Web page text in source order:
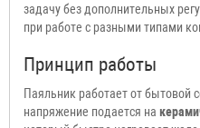
задачу без дополнительных
при работе с разными типами
Принцип работы
Паяльник работает от бытовой
напряжение подается на